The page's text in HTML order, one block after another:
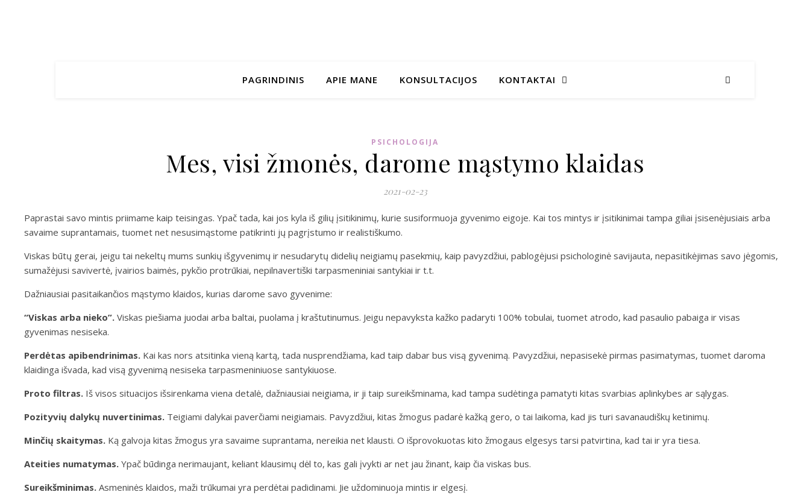
PAGRINDINIS APIE MANE KONSULTACIJOS KONTAKTAI
PSICHOLOGIJA
Mes, visi žmonės, darome mąstymo klaidas
2021-02-23
Paprastai savo mintis priimame kaip teisingas. Ypač tada, kai jos kyla iš gilių įsitikinimų, kurie susiformuoja gyvenimo eigoje. Kai tos mintys ir įsitikinimai tampa giliai įsisenėjusiais arba
savaime suprantamais, tuomet net nesusimąstome patikrinti jų pagrįstumo ir realistiškumo.
Viskas būtų gerai, jeigu tai nekeltų mums sunkių išgyvenimų ir nesudarytų didelių neigiamų pasekmių, kaip pavyzdžiui, pablogėjusi psichologinė savijauta, nepasitikėjimas savo jėgomis,
sumažėjusi savivertė, įvairios baimės, pykčio protrūkiai, nepilnavertiški tarpasmeniniai santykiai ir t.t.
Dažniausiai pasitaikančios mąstymo klaidos, kurias darome savo gyvenime:
“Viskas arba nieko”. Viskas piešiama juodai arba baltai, puolama į kraštutinumus. Jeigu nepavyksta kažko padaryti 100% tobulai, tuomet atrodo, kad pasaulio pabaiga ir visas
gyvenimas nesiseka.
Perdėtas apibendrinimas. Kai kas nors atsitinka vieną kartą, tada nusprendžiama, kad taip dabar bus visą gyvenimą. Pavyzdžiui, nepasisekė pirmas pasimatymas, tuomet daroma
klaidinga išvada, kad visą gyvenimą nesiseka tarpasmeniniuose santykiuose.
Proto filtras. Iš visos situacijos išsirenkama viena detalė, dažniausiai neigiama, ir ji taip sureikšminama, kad tampa sudėtinga pamatyti kitas svarbias aplinkybes ar sąlygas.
Pozityvių dalykų nuvertinimas. Teigiami dalykai paverčiami neigiamais. Pavyzdžiui, kitas žmogus padarė kažką gero, o tai laikoma, kad jis turi savanaudiškų ketinimų.
Minčių skaitymas. Ką galvoja kitas žmogus yra savaime suprantama, nereikia net klausti. O išprovokuotas kito žmogaus elgesys tarsi patvirtina, kad tai ir yra tiesa.
Ateities numatymas. Ypač būdinga nerimaujant, keliant klausimų dėl to, kas gali įvykti ar net jau žinant, kaip čia viskas bus.
Sureikšminimas. Asmeninės klaidos, maži trūkumai yra perdėtai padidinami. Jie uždominuoja mintis ir elgesį.